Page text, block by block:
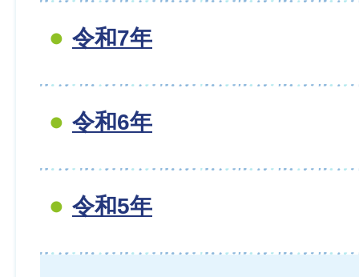
令和7年
令和6年
令和5年